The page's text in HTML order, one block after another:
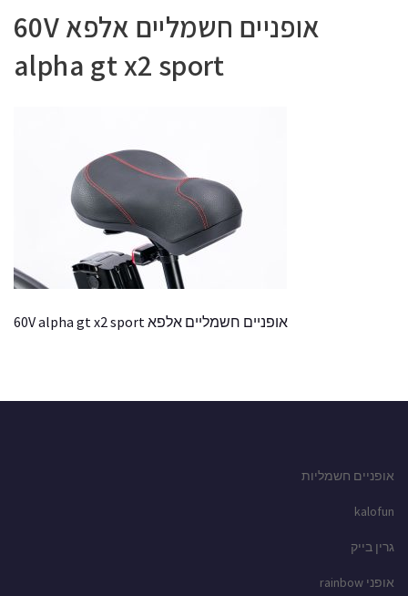
אופניים חשמליים אלפא 60V
alpha gt x2 sport
אופניים חשמליים אלפא 60V alpha gt x2 sport
אופניים חשמליות
kalofun
גרין בייק
אופני rainbow